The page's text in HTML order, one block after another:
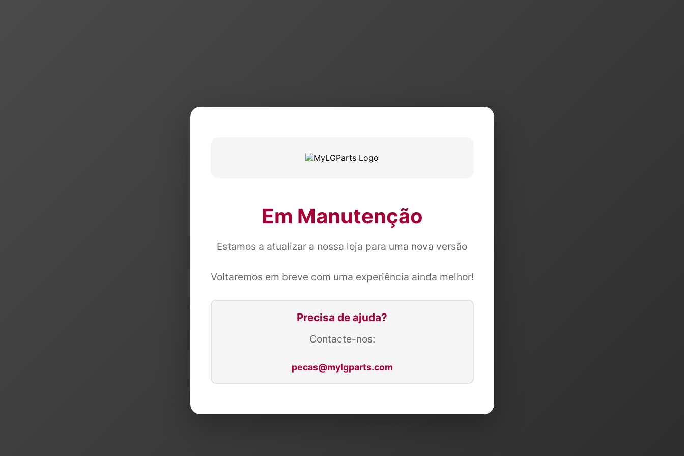
Em Manutenção
Estamos a atualizar a nossa loja para uma nova versão
Voltaremos em breve com uma experiência ainda melhor!
Precisa de ajuda?
Contacte-nos:
pecas@mylgparts.com